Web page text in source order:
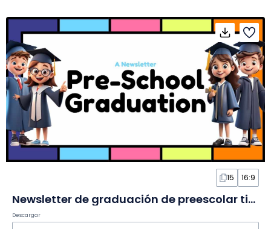
15 16:9
Newsletter de graduación de preescolar tierno en 3D en Diapositivas
Descargar